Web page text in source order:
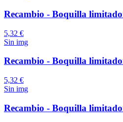
Recambio - Boquilla
5,32 €
Sin img
Recambio - Boquilla
5,32 €
Sin img
Recambio - Boquilla